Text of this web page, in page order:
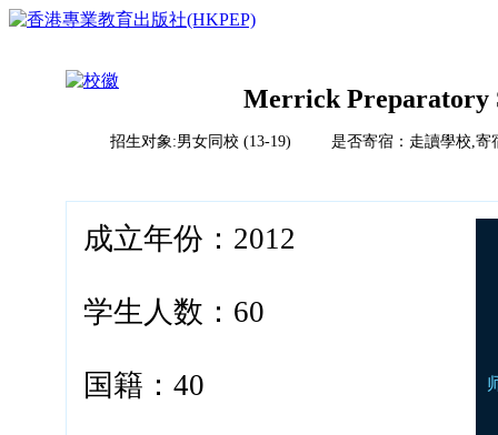
教育竞争力评比体系说明
校风评比体系说明
国际学校
中国
欧洲
北美
非洲
2023HKPEP全球最具教育竞争力国际学校100强
2023HKPEP中国外籍人員子女国际学校最具竞争力
新闻
联系
Merrick Preparatory
招生对象:男女同校 (13-19) 是否寄宿：走讀學校,寄
成立年份：2012
学生人数：60
国籍：40